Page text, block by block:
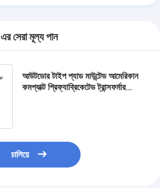
এর সেরা মূল্য পান
আউটডোর টাইপ প্যাড মাউন্টেড আমেরিকান
কমপ্যাক্ট প্রিফ্যাব্রিকেটেড ট্রান্সফর্মার
চালিয়ে